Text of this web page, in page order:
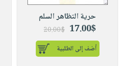
حرية التظاهر السلم
17.00$
20.00$
أضف إلى الطلبية